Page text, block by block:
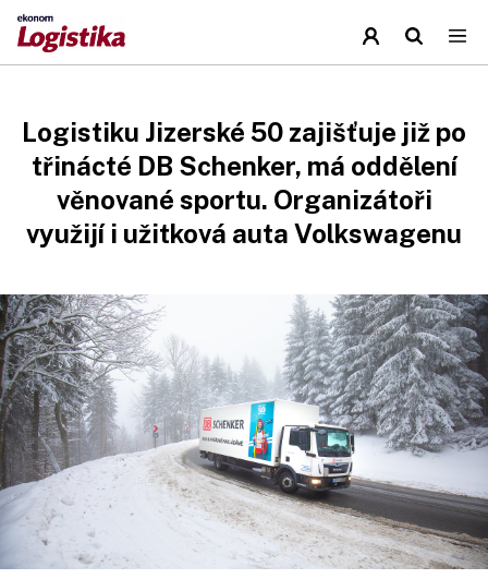
Logistiku Jizerské 50 zajišťuje již po
třinácté DB Schenker, má oddělení
věnované sportu. Organizátoři
využijí i užitková auta Volkswagenu